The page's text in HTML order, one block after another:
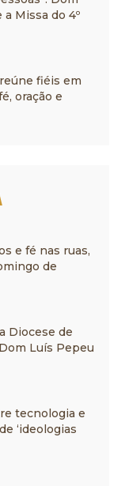
Missa do 4º
fiéis em
oração e
e fé nas ruas,
de
Diocese de
Luís Pepeu
tecnologia e
‘ideologias